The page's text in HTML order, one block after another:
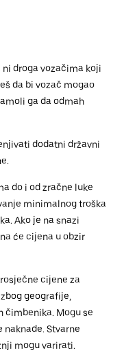
droga vozačima koji
da bi vozač mogao
ga da odmah
dodatni državni
do i od zračne luke
minimalnog troška
Ako je na snazi
će cijena u obzir
cijene za
geografije,
čimbenika. Mogu se
Stvarne
mogu varirati.